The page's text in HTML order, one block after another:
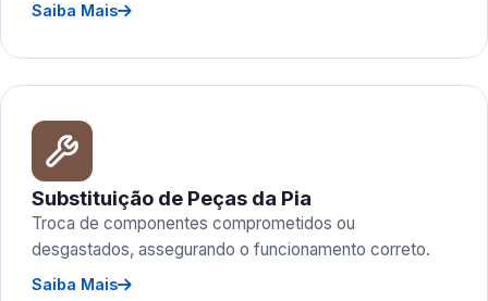
Saiba Mais
Substituição de Peças da Pia
Troca de componentes comprometidos ou
desgastados, assegurando o funcionamento correto.
Saiba Mais